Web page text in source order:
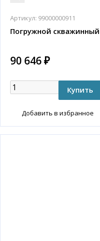
Артикул: 99000000911
Погружной
90 646 ₽
Добавить в избранное